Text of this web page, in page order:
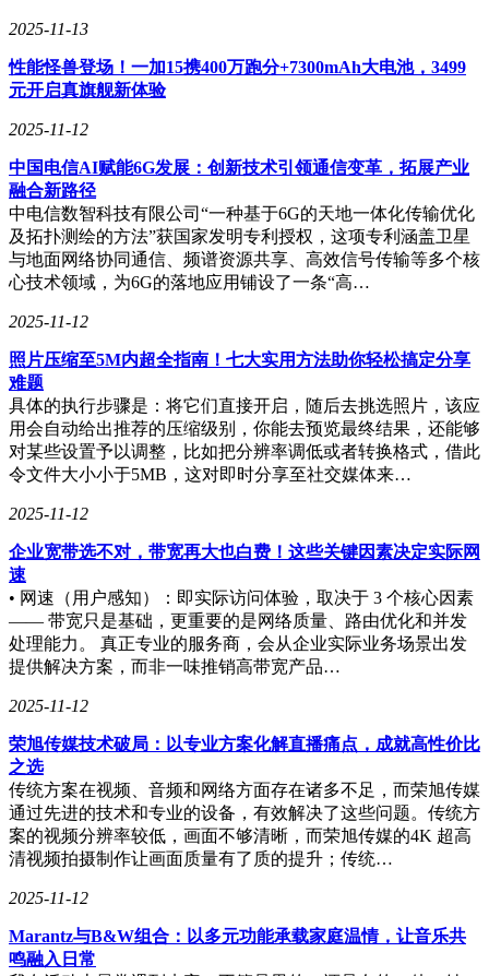
2025-11-13
性能怪兽登场！一加15携400万跑分+7300mAh大电池，3499
元开启真旗舰新体验
2025-11-12
中国电信AI赋能6G发展：创新技术引领通信变革，拓展产业
融合新路径
中电信数智科技有限公司“一种基于6G的天地一体化传输优化
及拓扑测绘的方法”获国家发明专利授权，这项专利涵盖卫星
与地面网络协同通信、频谱资源共享、高效信号传输等多个核
心技术领域，为6G的落地应用铺设了一条“高…
2025-11-12
照片压缩至5M内超全指南！七大实用方法助你轻松搞定分享
难题
具体的执行步骤是：将它们直接开启，随后去挑选照片，该应
用会自动给出推荐的压缩级别，你能去预览最终结果，还能够
对某些设置予以调整，比如把分辨率调低或者转换格式，借此
令文件大小小于5MB，这对即时分享至社交媒体来…
2025-11-12
企业宽带选不对，带宽再大也白费！这些关键因素决定实际网
速
• 网速（用户感知）：即实际访问体验，取决于 3 个核心因素
—— 带宽只是基础，更重要的是网络质量、路由优化和并发
处理能力。 真正专业的服务商，会从企业实际业务场景出发
提供解决方案，而非一味推销高带宽产品…
2025-11-12
荣旭传媒技术破局：以专业方案化解直播痛点，成就高性价比
之选
传统方案在视频、音频和网络方面存在诸多不足，而荣旭传媒
通过先进的技术和专业的设备，有效解决了这些问题。传统方
案的视频分辨率较低，画面不够清晰，而荣旭传媒的4K 超高
清视频拍摄制作让画面质量有了质的提升；传统…
2025-11-12
Marantz与B&W组合：以多元功能承载家庭温情，让音乐共
鸣融入日常